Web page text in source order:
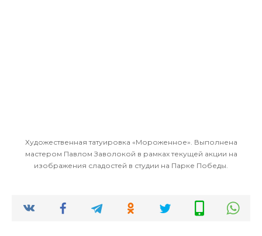
Художественная татуировка «Мороженное». Выполнена
мастером Павлом Заволокой в рамках текущей акции на
изображения сладостей в студии на Парке Победы.